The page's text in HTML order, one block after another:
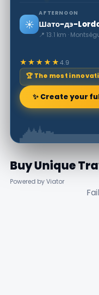
☀️
AFTERNOON
Шато-дэ-
📍 13.1 km ·
★★★★★4.9
🏆 The most
✨ Create your
Buy Unique
Powered by Viator